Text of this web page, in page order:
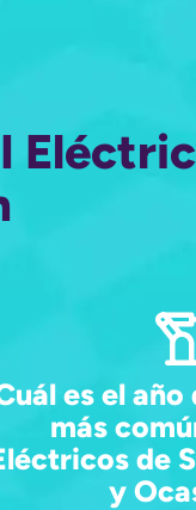
es el
más
de
y